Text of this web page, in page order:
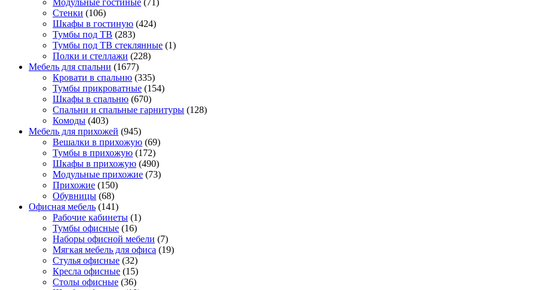
Модульные гостиные (71)
Стенки (106)
Шкафы в гостиную (424)
Тумбы под ТВ (283)
Тумбы под ТВ стеклянные (1)
Полки и стеллажи (228)
Мебель для спальни (1677)
Кровати в спальню (335)
Тумбы прикроватные (154)
Шкафы в спальню (670)
Спальни и спальные гарнитуры (128)
Комоды (403)
Мебель для прихожей (945)
Вешалки в прихожую (69)
Тумбы в прихожую (172)
Шкафы в прихожую (490)
Модульные прихожие (73)
Прихожие (150)
Обувницы (68)
Офисная мебель (141)
Рабочие кабинеты (1)
Тумбы офисные (16)
Наборы офисной мебели (7)
Мягкая мебель для офиса (19)
Стулья офисные (32)
Кресла офисные (15)
Столы офисные (36)